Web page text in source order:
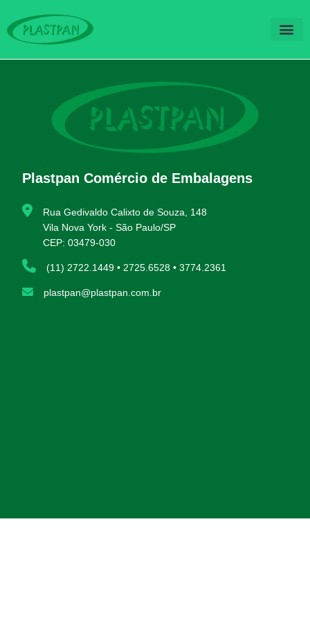
Plastpan Comércio de Embalagens
Rua Gedivaldo Calixto de Souza, 148
Vila Nova York - São Paulo/SP
CEP: 03479-030
(11) 2722.1449 • 2725.6528 • 3774.2361
plastpan@plastpan.com.br